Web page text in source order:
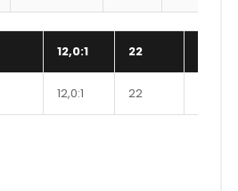
12,0:1 22
12,0:1 22